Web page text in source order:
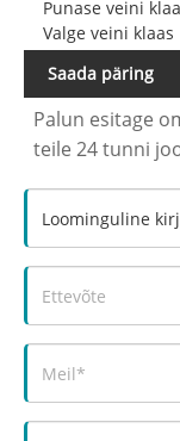
Punase veini
Valge veini klaas
Saada päring
Palun esitage
teile 24 tunni